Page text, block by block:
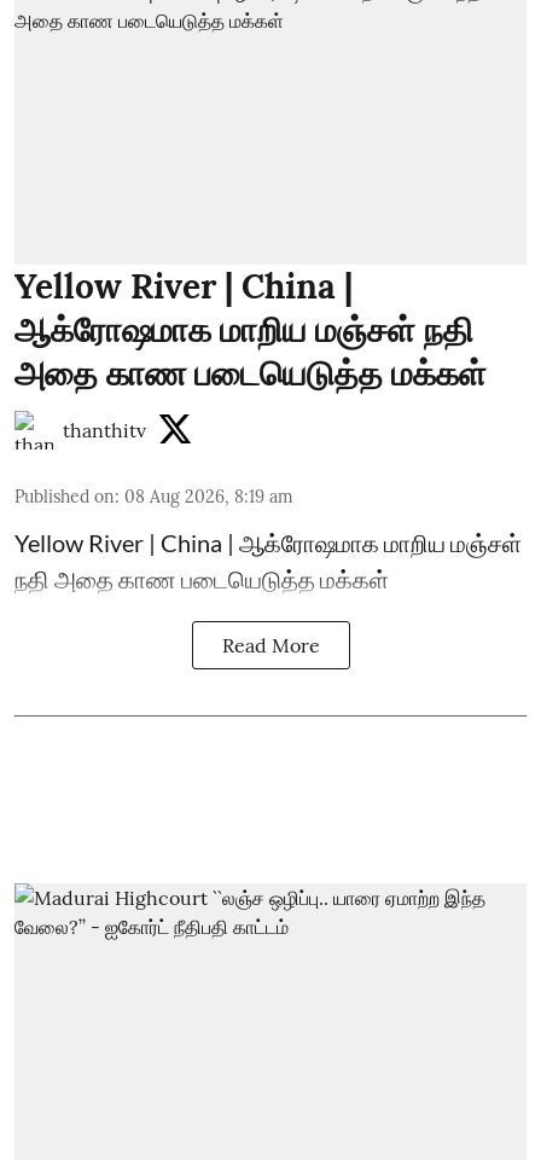
Yellow River | China |
ஆக்ரோஷமாக மாறிய மஞ்சள் நதி
அதை காண படையெடுத்த மக்கள்
thanthitv
Published on: 08 Aug 2026, 8:19 am
Yellow River | China | ஆக்ரோஷமாக மாறிய மஞ்சள்
நதி அதை காண படையெடுத்த மக்கள்
Read More